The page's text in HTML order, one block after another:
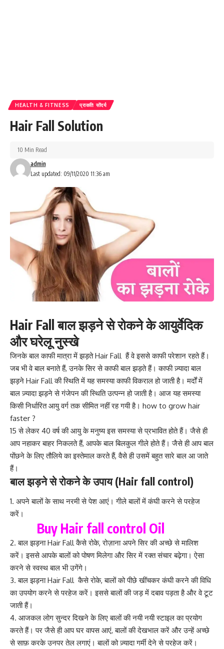
HEALTH & FITNESS प्राकति सोंदर्य
Hair Fall Solution
Last updated: 09/11/2020 11:36 am
admin
10 Min Read
Hair Fall बाल झड़ने से रोकने के आयुर्वेदिक
और घरेलू नुस्खे
जिनके बाल काफी मात्रा में झड़ते Hair Fall हैं वे इससे काफी परेशान रहते हैं।
जब भी वे बाल बनाते हैं, उनके सिर से काफी बाल झड़ते हैं। काफी ज़्यादा बाल
झड़ने Hair Fall की स्थिति में यह समस्या काफी विकराल हो जाती है। मर्दों में
बाल ज़्यादा झड़ने सेगंजेपन की स्थिति उत्पन्न हो जाती है। आज यह समस्या
किसी निर्धारित आयु वर्ग तक सीमित नहीं रह गयी है। how to grow hair
faster ?
15 से लेकर 40 वर्ष की आयु के मनुष्य इस समस्या से प्रभावित होते हैं। जैसे ही
आप नहाकर बाहर निकलते हैं, आपके बाल बिलकुल गीले होते हैं। जैसे ही आप बाल
पोंछने के लिए तौलिये का इस्तेमाल करते हैं, वैसे ही उसमें बहुत सारे बाल आ जाते
हैं।
बाल झड़नेसे रोकने के उपाय (Hair fall control)
1. अपने बालों के साथ नरमी से पेश आएं। गीले बालों में कंघी करने से परहेज
करें।
Buy Hair fall control Oil
2. बाल झड़ना Hair Fall कैसे रोके, रोज़ाना अपने सिर की अच्छे से मालिश
करें। इससे आपके बालों को पोषण मिलेगा और सिर में रक्त संचार बढ़ेगा। ऐसा
करने से स्वस्थ बाल भी उगेंगे।
3. बाल झड़ना Hair Fall कैसे रोके, बालों को पीछे खींचकर कंघी करने की विधि
का उपयोग करने से परहेज करें। इससे बालों की जड़ में दबाव पड़ता है और वे टूट
जाती हैं।
4. आजकल लोगसुन्दर दिखने के लिएबालों की नयी नयी स्टाइल का प्रयोग
करते हैं। पर जैसे ही आप घर वापस आएं, बालों की देखभाल करें और उन्हें अच्छे
से साफ़ करके उनपर तेल लगाएं। बालों को ज़्यादा गर्मी देने से परहेज करें।